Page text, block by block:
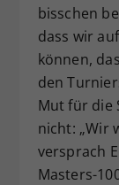
bisschen
dass wir
können,
den
Mut für die
nicht: „Wir
versprach
Masters-